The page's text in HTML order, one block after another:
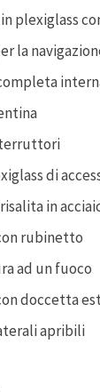
plexiglass
la
di
in
rubinetto
ad un fuoco
doccetta
apribili